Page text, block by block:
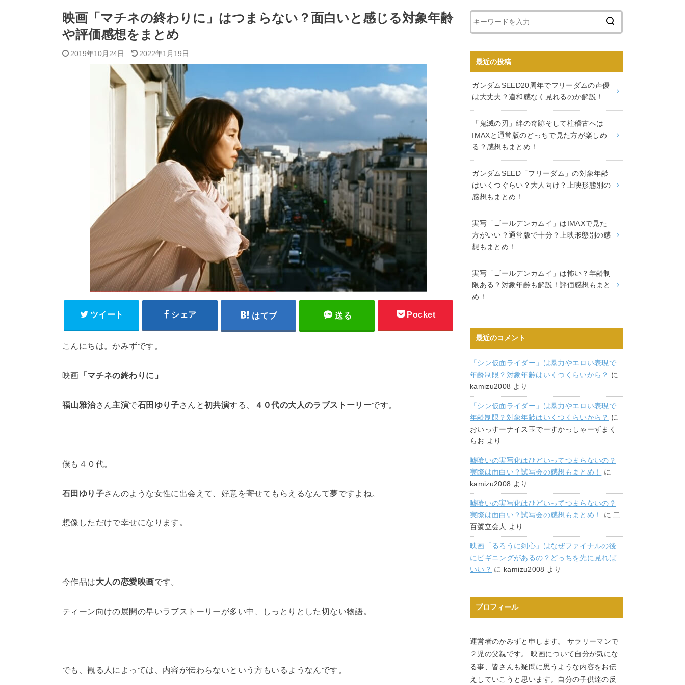
映画「マチネの終わりに」はつまらない？面白いと感じる対象年齢
や評価感想をまとめ
2019年10月24日 2022年1月19日
ツイート シェア はてブ 送る Pocket
こんにちは。かみずです。
映画 「マチネの終わりに」
福山雅治さん主演で石田ゆり子さんと初共演する、 ４０代の大人のラブストーリーです。
僕も４０代。
石田ゆり子さんのような女性に出会えて、好意を寄せてもらえるなんて夢ですよね。
想像しただけで幸せになります。
今作品は大人の恋愛映画です。
ティーン向けの展開の早いラブストーリーが多い中、しっとりとした切ない物語。
でも、観る人によっては、内容が伝わらないという方もいるようなんです。
最近の投稿
ガンダムSEED20周年でフリーダムの声優
は大丈夫？違和感なく見れるのか解説！
「鬼滅の刃」絆の奇跡そして柱稽古へは
IMAXと通常版のどっちで見た方が楽しめ
る？感想もまとめ！
ガンダムSEED「フリーダム」の対象年齢
はいくつぐらい？大人向け？上映形態別の
感想もまとめ！
実写「ゴールデンカムイ」はIMAXで見た
方がいい？通常版で十分？上映形態別の感
想もまとめ！
実写「ゴールデンカムイ」は怖い？年齢制
限ある？対象年齢も解説！評価感想もまと
め！
最近のコメント
「シン仮面ライダー」は暴力やエロい表現で
年齢制限？対象年齢はいくつくらいから？ に
kamizu2008 より
「シン仮面ライダー」は暴力やエロい表現で
年齢制限？対象年齢はいくつくらいから？ に
おいっすーナイス玉でーすかっしゃーずまく
らお より
嘘喰いの実写化はひどいってつまらないの？
実際は面白い？試写会の感想もまとめ！
に
kamizu2008 より
嘘喰いの実写化はひどいってつまらないの？
実際は面白い？試写会の感想もまとめ！
に二
百號立会人 より
映画「るろうに剣心」はなぜファイナルの後
にビギニングがあるの？どっちを先に見れば
いい？ に kamizu2008 より
プロフィール
運営者のかみずと申します。 サラリーマンで
２児の父親です。 映画について自分が気にな
る事、皆さんも疑問に思うような内容をお伝
えしていこうと思います。自分の子供達の反